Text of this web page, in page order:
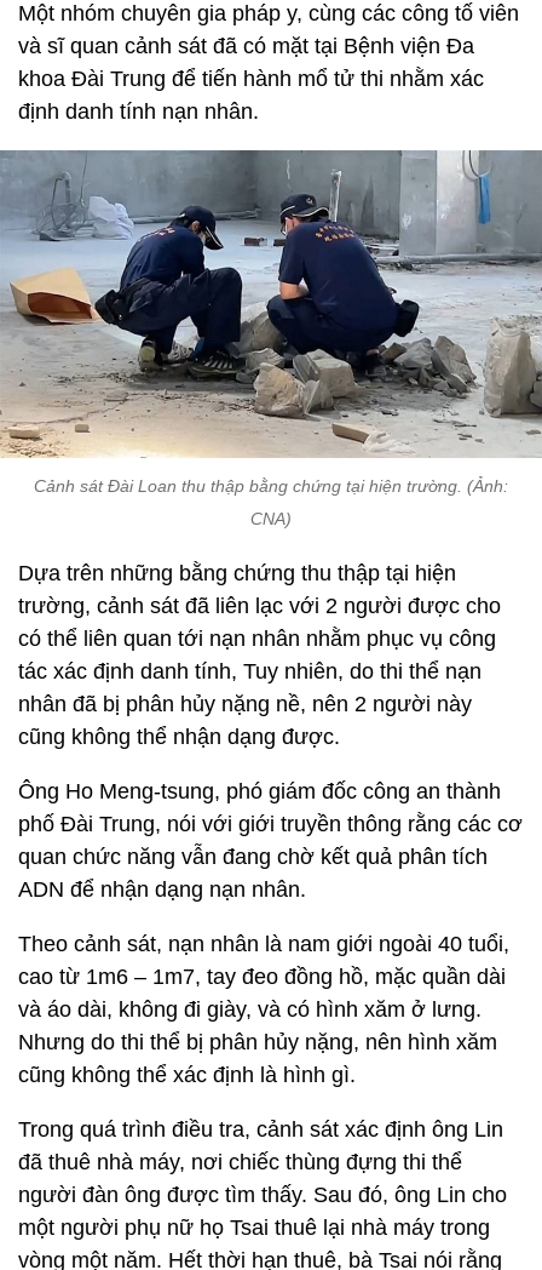
Một nhóm chuyên gia pháp y, cùng các công tố viên
và sĩ quan cảnh sát đã có mặt tại Bệnh viện Đa
khoa Đài Trung để tiến hành mổ tử thi nhằm xác
định danh tính nạn nhân.
Cảnh sát Đài Loan thu thập bằng chứng tại hiện trường. (Ảnh:
CNA)
Dựa trên những bằng chứng thu thập tại hiện
trường, cảnh sát đã liên lạc với 2 người được cho
có thể liên quan tới nạn nhân nhằm phục vụ công
tác xác định danh tính, Tuy nhiên, do thi thể nạn
nhân đã bị phân hủy nặng nề, nên 2 người này
cũng không thể nhận dạng được.
Ông Ho Meng-tsung, phó giám đốc công an thành
phố Đài Trung, nói với giới truyền thông rằng các cơ
quan chức năng vẫn đang chờ kết quả phân tích
ADN để nhận dạng nạn nhân.
Theo cảnh sát, nạn nhân là nam giới ngoài 40 tuổi,
cao từ 1m6 – 1m7, tay đeo đồng hồ, mặc quần dài
và áo dài, không đi giày, và có hình xăm ở lưng.
Nhưng do thi thể bị phân hủy nặng, nên hình xăm
cũng không thể xác định là hình gì.
Trong quá trình điều tra, cảnh sát xác định ông Lin
đã thuê nhà máy, nơi chiếc thùng đựng thi thể
người đàn ông được tìm thấy. Sau đó, ông Lin cho
một người phụ nữ họ Tsai thuê lại nhà máy trong
vòng một năm. Hết thời hạn thuê, bà Tsai nói rằng